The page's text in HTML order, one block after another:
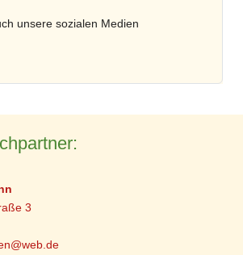
unsere sozialen Medien
3